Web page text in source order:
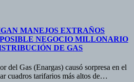
MANEJOS EXTRAÑOS
NEGOCIO MILLONARIO
DE GAS
del Gas (Enargas) causó sorpresa en el
cuadros tarifarios más altos de…